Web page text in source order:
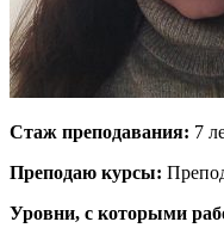
Стаж преподавания: 7
Преподаю курсы:
Уровни, с которыми